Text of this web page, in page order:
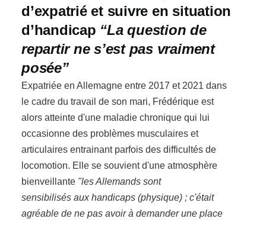
d’expatrié et suivre en situation
d’handicap “La question de
repartir ne s’est pas vraiment
posée”
Expatriée en Allemagne entre 2017 et 2021 dans
le cadre du travail de son mari, Frédérique est
alors atteinte d'une maladie chronique qui lui
occasionne des problèmes musculaires et
articulaires entrainant parfois des difficultés de
locomotion. Elle se souvient d'une atmosphère
bienveillante "les Allemands sont
sensibilisés aux handicaps (physique) ; c'était
agréable de ne pas avoir à demander une place